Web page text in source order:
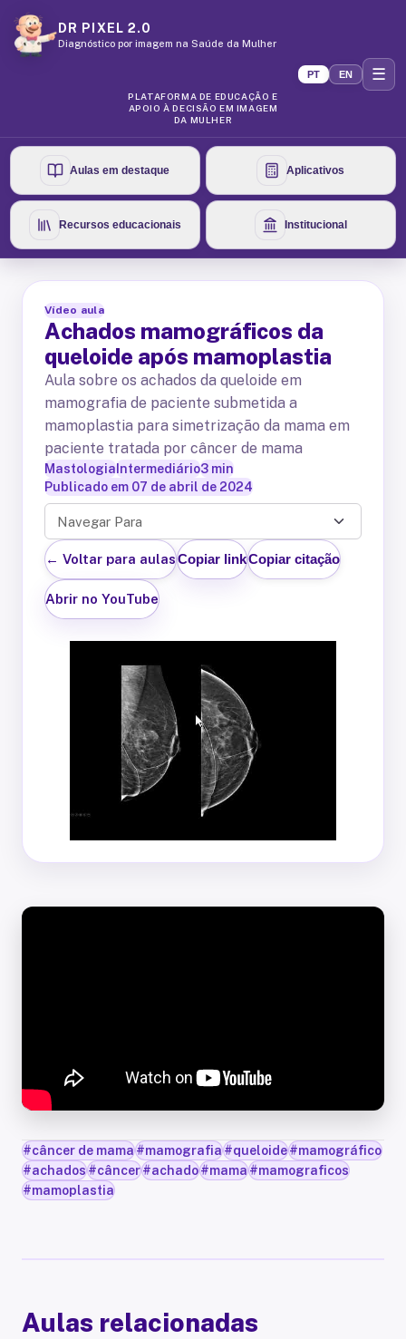
DR PIXEL 2.0
Diagnóstico por imagem na Saúde da Mulher
PLATAFORMA DE EDUCAÇÃO E
APOIO À DECISÃO EM IMAGEM
DA MULHER
PT EN ☰
Aulas em destaque Aplicativos
Recursos educacionais Institucional
Vídeo aula
Achados mamográficos da
queloide após mamoplastia
Aula sobre os achados da queloide em
mamografia de paciente submetida a
mamoplastia para simetrização da mama em
paciente tratada por câncer de mama
Mastologia Intermediário3 min
Publicado em 07 de abril de 2024
Navegar Para
← Voltar para aulasCopiar linkCopiar citação
Abrir no YouTube
#câncer de mama#mamografia#queloide#mamográfico
#achados#câncer#achado#mama#mamograficos
#mamoplastia
Aulas relacionadas